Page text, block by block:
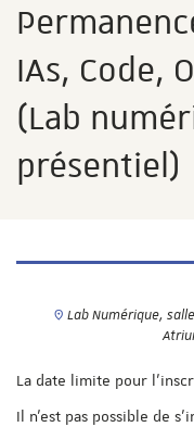
IAs, Code,
(Lab
présentiel)
Lab Numérique,
La date limite pour
Il n'est pas possible de